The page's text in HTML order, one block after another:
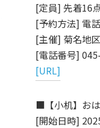
[定員] 先着16
[予約方法] 電
[主催] 菊名地
[電話番号]
[URL]
■【小机】お
[開始日時]